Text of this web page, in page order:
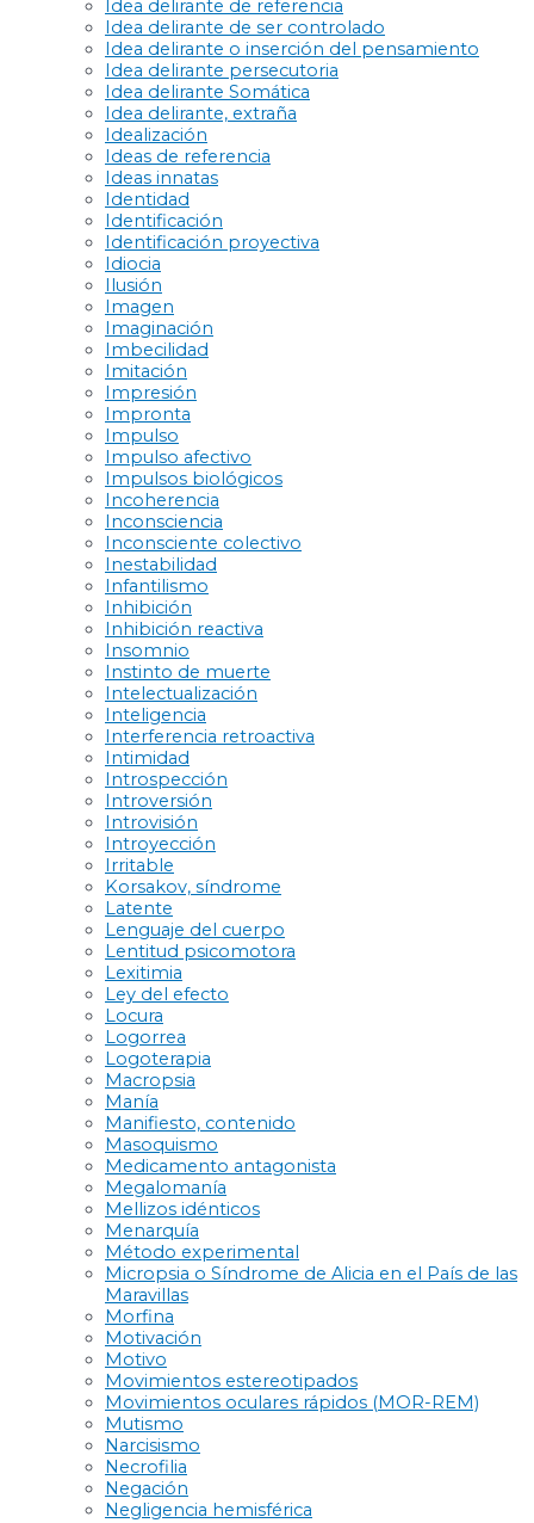
Idea delirante de referencia
Idea delirante de ser controlado
Idea delirante o inserción del pensamiento
Idea delirante persecutoria
Idea delirante Somática
Idea delirante, extraña
Idealización
Ideas de referencia
Ideas innatas
Identidad
Identificación
Identificación proyectiva
Idiocia
Ilusión
Imagen
Imaginación
Imbecilidad
Imitación
Impresión
Impronta
Impulso
Impulso afectivo
Impulsos biológicos
Incoherencia
Inconsciencia
Inconsciente colectivo
Inestabilidad
Infantilismo
Inhibición
Inhibición reactiva
Insomnio
Instinto de muerte
Intelectualización
Inteligencia
Interferencia retroactiva
Intimidad
Introspección
Introversión
Introvisión
Introyección
Irritable
Korsakov, síndrome
Latente
Lenguaje del cuerpo
Lentitud psicomotora
Lexitimia
Ley del efecto
Locura
Logorrea
Logoterapia
Macropsia
Manía
Manifiesto, contenido
Masoquismo
Medicamento antagonista
Megalomanía
Mellizos idénticos
Menarquía
Método experimental
Micropsia o Síndrome de Alicia en el País de las
Maravillas
Morfina
Motivación
Motivo
Movimientos estereotipados
Movimientos oculares rápidos (MOR-REM)
Mutismo
Narcisismo
Necrofilia
Negación
Negligencia hemisférica